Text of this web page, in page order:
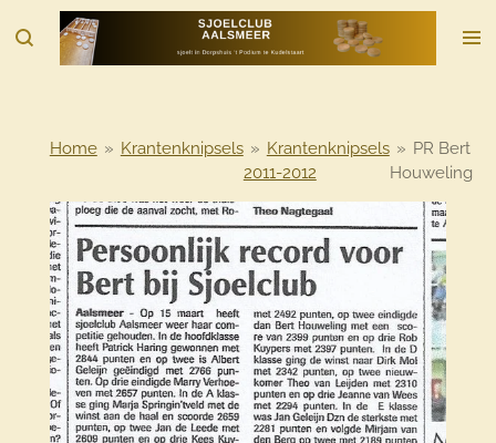
direct
Home » Krantenknipsels » Krantenknipsels
2011-2012
» PR Bert
Houweling